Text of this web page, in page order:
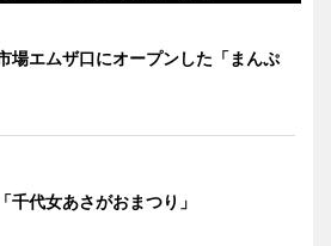
場エムザ口にオープンした「まんぷ
千代女あさがおまつり」